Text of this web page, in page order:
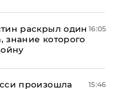
раскрыл один
знание которого
16:05
произошла
15:46